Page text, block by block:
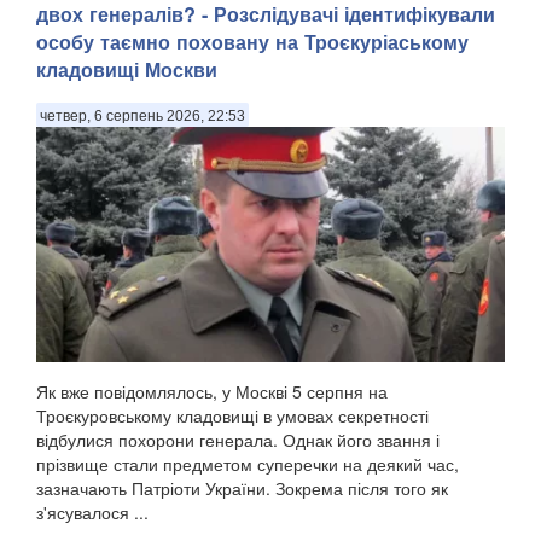
двох генералів? - Розслідувачі ідентифікували
особу таємно поховану на Троєкуріаському
кладовищі Москви
четвер, 6 серпень 2026, 22:53
Як вже повідомлялось, у Москві 5 серпня на
Троєкуровському кладовищі в умовах секретності
відбулися похорони генерала. Однак його звання і
прізвище стали предметом суперечки на деякий час,
зазначають Патріоти України. Зокрема після того як
з'ясувалося ...